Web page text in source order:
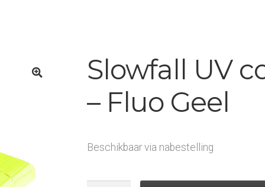
Slowfall UV
– Fluo Geel
Beschikbaar via nabestelling